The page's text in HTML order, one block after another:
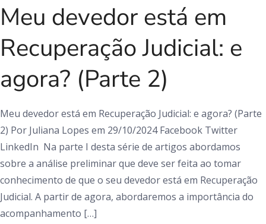
Meu devedor está em
Recuperação Judicial: e
agora? (Parte 2)
Meu devedor está em Recuperação Judicial: e agora? (Parte
2) Por Juliana Lopes em 29/10/2024 Facebook Twitter
LinkedIn Na parte I desta série de artigos abordamos
sobre a análise preliminar que deve ser feita ao tomar
conhecimento de que o seu devedor está em Recuperação
Judicial. A partir de agora, abordaremos a importância do
acompanhamento […]